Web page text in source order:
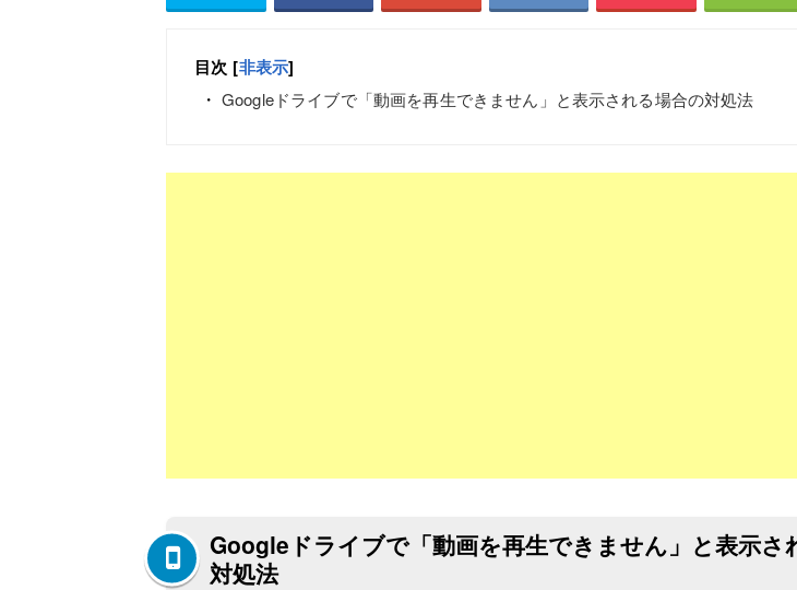
目次 [非表示]
Googleドライブで「動画を再生できません」と表示される場合の対処法
Googleドライブで「動画を再生できません」と表示さ
対処法